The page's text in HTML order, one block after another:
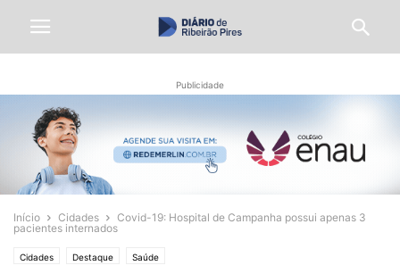
Publicidade
Início Cidades
Covid-19: Hospital de Campanha possui apenas 3
pacientes internados
Cidades Destaque Saúde